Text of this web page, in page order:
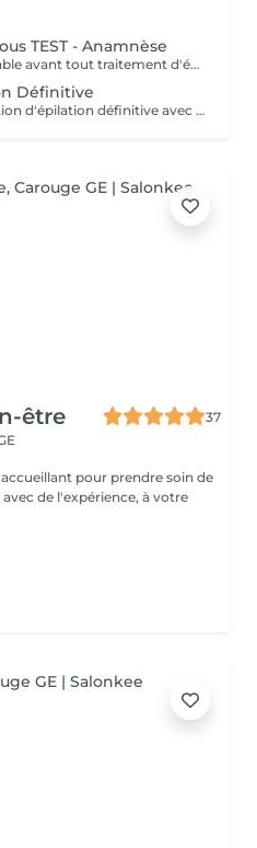
TEST - Anamnèse
Ce rendez-vous est indispensable avant tout traitement d'épilation définitive. Il comprend une anamnèse complète, la signature du consentement éclairé, ainsi que la réalisation d'une zone test afin d'évaluer la réaction de la peau et déterminer les réglages adaptés. Le montant de cette consultation sera déduit du tarif de votre première séance, à condition qu'elle ait lieu dans un délai d'un an. La première séance peut se faire juste après l'ANAMNESE.
Définitive
Découvrez la nouvelle génération d'épilation définitive avec le laser médical classe 4 : une technologie de pointe, sûre et efficace, pour une peau lisse et douce toute l'année. Résultats visibles dès les premières séances : les poils sont durablement détruits à la racine. Confort optimal : un système innovant qui réduit la sensation de chaleur pour une expérience agréable. Adapté à tous types de peaux : grâce à ses longueurs d'ondes multiples, il traite aussi bien les poils clairs que foncés, sur toutes les zones du corps et du visage. Sécurité maximale : un équipement de qualité médicale, respectueux de la peau, utilisé par des professionnelles formées. Offrez-vous le luxe d'une peau sans contrainte, sans poils et sans irritation, pour une liberté totale au quotidien. Une offre de 5 séances vous est proposée, vous permettant de bénéficier d'un rabais de 10 % en cas de paiement en une seule fois.
être
37
pour prendre soin de
de l'expérience, à votre